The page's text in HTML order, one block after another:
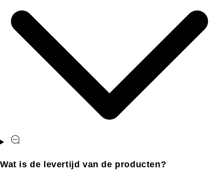
Wat is de levertijd van de producten?